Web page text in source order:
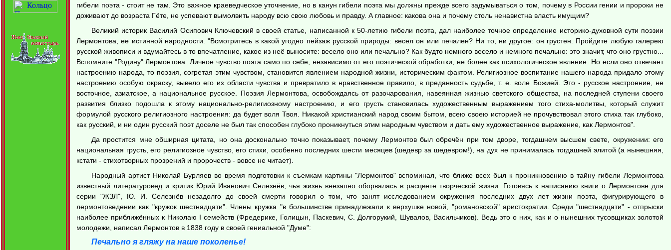
гибели поэта - стоит не там. Это важное краеведческое уточнение, но в канун гибели поэта мы должны прежде всего задумываться о том, почему в России гении и пророки не
доживают до возраста Гёте, не успевают вымолвить народу всю свою любовь и правду. А главное: какова она и почему столь ненавистна власть имущим?
Великий историк Василий Осипович Ключевский в своей статье, написанной к 50-летию гибели поэта, дал наиболее точное определение историко-духовной сути поэзии
Лермонтова, ее истинной народности. "Всмотритесь в какой угодно пейзаж русской природы: весел он или печален? Ни то, ни другое: он грустен. Пройдите любую галерею
русской живописи и вдумайтесь в то впечатление, какое из неё выносите: весело оно или печально? Как будто немного весело и немного печально: это значит, что оно грустно...
Вспомните "Родину" Лермонтова. Личное чувство поэта само по себе, независимо от его поэтической обработки, не более как психологическое явление. Но если оно отвечает
настроению народа, то поэзия, согретая этим чувством, становится явлением народной жизни, историческим фактом. Религиозное воспитание нашего народа придало этому
настроению особую окраску, вывело его из области чувства и превратило в нравственное правило, в преданность судьбе, т. е. воле Божией. Это - русское настроение, не
восточное, азиатское, а национальное русское. Поэзия Лермонтова, освобождаясь от разочарования, навеянная жизнью светского общества, на последней ступени своего
развития близко подошла к этому национально-религиозному настроению, и его грусть становилась художественным выражением того стиха-молитвы, который служит
формулой русского религиозного настроения: да будет воля Твоя. Никакой христианский народ своим бытом, всею своею историей не прочувствовал этого стиха так глубоко,
как русский, и ни один русский поэт доселе не был так способен глубоко проникнуться этим народным чувством и дать ему художественное выражение, как Лермонтов".
Да простится мне обширная цитата, но она досконально точно показывает, почему Лермонтов был обречён при том дворе, тогдашнем высшем свете, окружении: его
национальная грусть, его религиозное чувство, его стихи, особенно последних шести месяцев (шедевр за шедевром!), на дух не принималась тогдашней элитой (а нынешняя,
кстати - стихотворных прозрений и пророчеств - вовсе не читает).
Народный артист Николай Бурляев во время подготовки к съемкам картины "Лермонтов" вспоминал, что ближе всех был к проникновению в тайну гибели Лермонтова
известный литературовед и критик Юрий Иванович Селезнёв, чья жизнь внезапно оборвалась в расцвете творческой жизни. Готовясь к написанию книги о Лермонтове для
серии "ЖЗЛ", Ю. И. Селезнёв незадолго до своей смерти говорил о том, что занят исследованием окружения последних двух лет жизни поэта, фигурирующего в
лермонтоведении как "кружок шестнадцати". Члены кружка "в большинстве принадлежали к верхушке новой, "романовской" аристократии. Среди "шестнадцати" - отпрыски
наиболее приближённых к Николаю I семейств (Фредерике, Голицын, Паскевич, С. Долгорукий, Шувалов, Васильчиков). Ведь это о них, как и о нынешних тусовщиках золотой
молодежи, написал Лермонтов в 1838 году в своей гениальной "Думе":
Печально я гляжу на наше поколенье!